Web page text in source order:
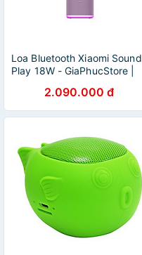
Loa Bluetooth Xiaomi Sound
Play 18W - GiaPhucStore |
2.090.000 đ